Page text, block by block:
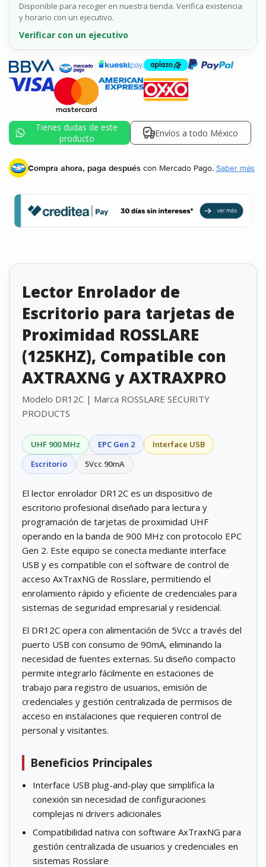
Disponible para recoger en nuestra tienda. Verifica existencia
y horario con un ejecutivo.
Verificar con un ejecutivo
Tienes dudas de este
producto
Envíos a todo México
Compra ahora, paga después con Mercado Pago. Saber más
Lector Enrolador de
Escritorio para tarjetas de
Proximidad ROSSLARE
(125KHZ), Compatible con
AXTRAXNG y AXTRAXPRO
Modelo DR12C | Marca ROSSLARE SECURITY
PRODUCTS
UHF 900 MHz EPC Gen 2
Interface USB
Escritorio
5Vcc 90mA
El lector enrolador DR12C es un dispositivo de
escritorio profesional diseñado para lectura y
programación de tarjetas de proximidad UHF
operando en la banda de 900 MHz con protocolo EPC
Gen 2. Este equipo se conecta mediante interface
USB y es compatible con el software de control de
acceso AxTraxNG de Rosslare, permitiendo el
enrolamiento rápido y eficiente de credenciales para
sistemas de seguridad empresarial y residencial.
El DR12C opera con alimentación de 5Vcc a través del
puerto USB con consumo de 90mA, eliminando la
necesidad de fuentes externas. Su diseño compacto
permite integrarlo fácilmente en estaciones de
trabajo para registro de usuarios, emisión de
credenciales y gestión centralizada de permisos de
acceso en instalaciones que requieren control de
personal y visitantes.
Beneficios Principales
Interface USB plug-and-play que simplifica la
conexión sin necesidad de configuraciones
complejas ni drivers adicionales
Compatibilidad nativa con software AxTraxNG para
gestión centralizada de usuarios y credenciales en
sistemas Rosslare